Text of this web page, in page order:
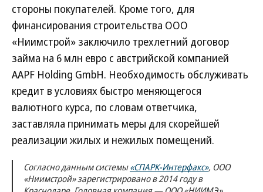
стороны покупателей. Кроме того, для
финансирования строительства ООО
«Ниимстрой» заключило трехлетний договор
займа на 6 млн евро с австрийской компанией
AAPF Holding GmbH. Необходимость обслуживать
кредит в условиях быстро меняющегося
валютного курса, по словам ответчика,
заставляла принимать меры для скорейшей
реализации жилых и нежилых помещений.
Согласно данным системы«СПАРК-Интерфакс», ООО
«Ниимстрой» зарегистрировано в 2014 году в